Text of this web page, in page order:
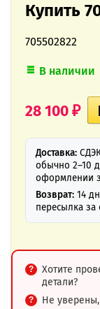
Купить
705502822
В наличии
28 100 ₽
Доставка:
обычно 2–10
оформлении
Возврат: 14
пересылка за
Хотите
детали?
Не